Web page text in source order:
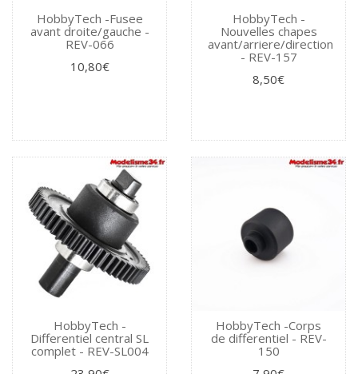
HobbyTech -Fusee
avant droite/gauche -
REV-066
10,80€
HobbyTech -
Nouvelles chapes
avant/arriere/direction
- REV-157
8,50€
HobbyTech -
Differentiel central SL
complet - REV-SL004
HobbyTech -Corps
de differentiel - REV-
150